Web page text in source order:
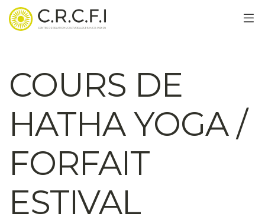
COURS DE
HATHA YOGA /
FORFAIT
ESTIVAL